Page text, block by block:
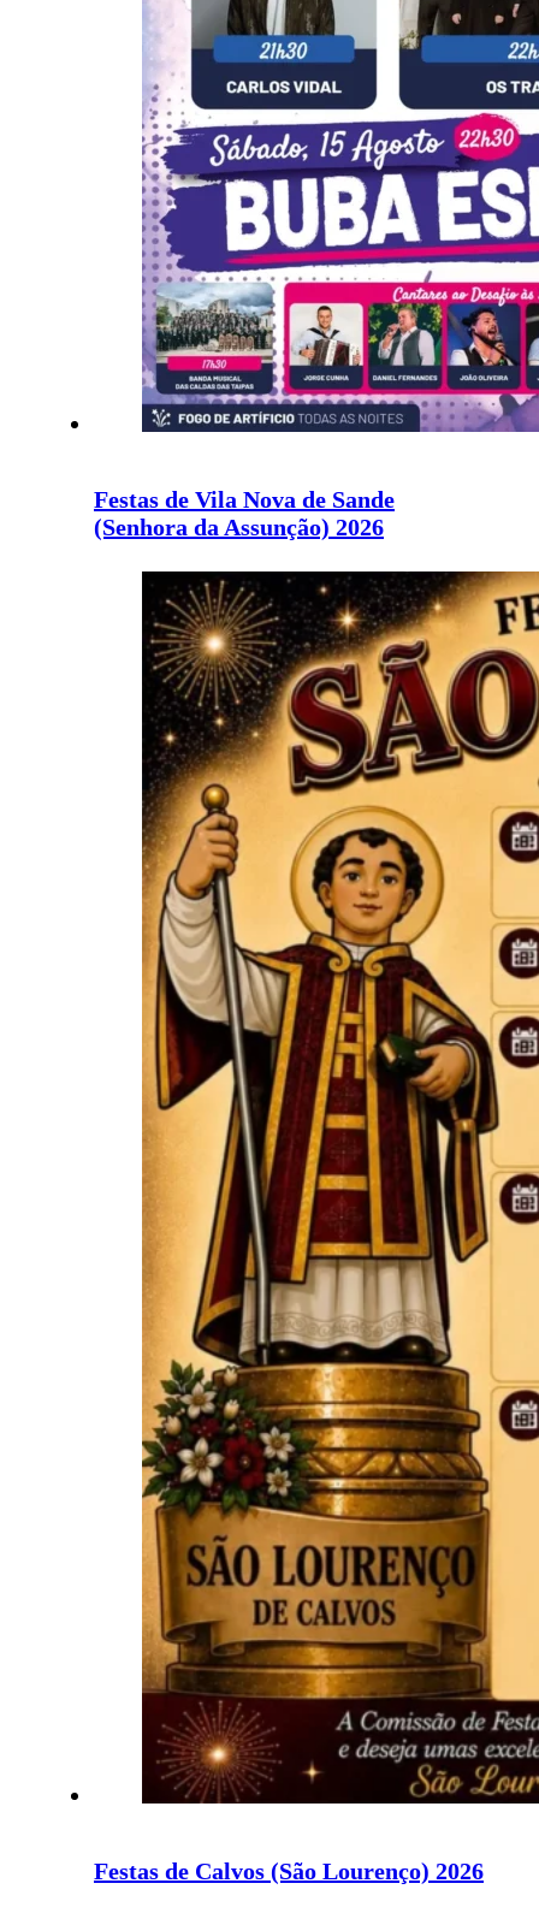
Festas de Vila Nova de Sande
(Senhora da Assunção) 2026
Festas de Calvos (São Lourenço) 2026